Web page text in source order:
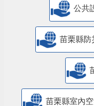
公共
苗栗縣防
苗栗縣室內